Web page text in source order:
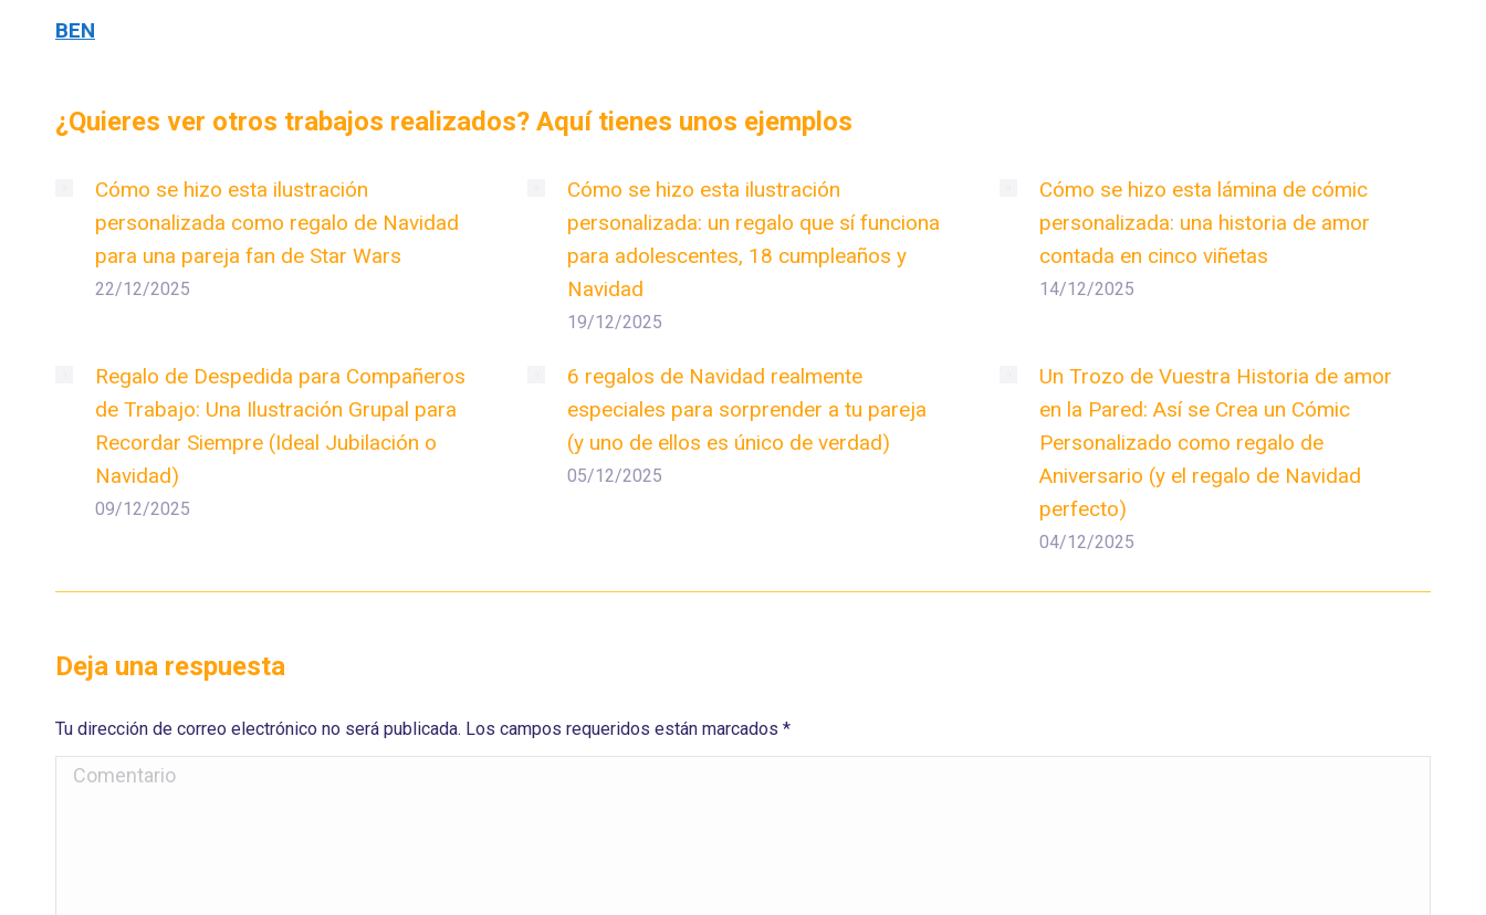
BEN
¿Quieres ver otros trabajos realizados? Aquí tienes unos ejemplos
Cómo se hizo esta ilustración
personalizada como regalo de Navidad
para una pareja fan de Star Wars
22/12/2025
Cómo se hizo esta ilustración
personalizada: un regalo que sí funciona
para adolescentes, 18 cumpleaños y
Navidad
19/12/2025
Cómo se hizo esta lámina de cómic
personalizada: una historia de amor
contada en cinco viñetas
14/12/2025
Regalo de Despedida para Compañeros
de Trabajo: Una Ilustración Grupal para
Recordar Siempre (Ideal Jubilación o
Navidad)
09/12/2025
6 regalos de Navidad realmente
especiales para sorprender a tu pareja
(y uno de ellos es único de verdad)
05/12/2025
Un Trozo de Vuestra Historia de amor
en la Pared: Así se Crea un Cómic
Personalizado como regalo de
Aniversario (y el regalo de Navidad
perfecto)
04/12/2025
Deja una respuesta
Tu dirección de correo electrónico no será publicada. Los campos requeridos están marcados *
Comentario